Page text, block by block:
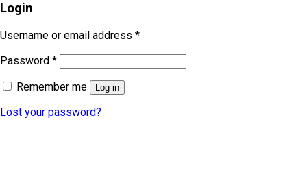
Login
Username or email address *
Password *
Remember me
Log in
Lost your password?